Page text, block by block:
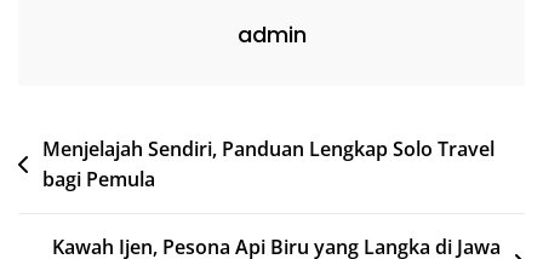
admin
Post
navigation
Menjelajah Sendiri, Panduan Lengkap Solo Travel
bagi Pemula
Kawah Ijen, Pesona Api Biru yang Langka di Jawa